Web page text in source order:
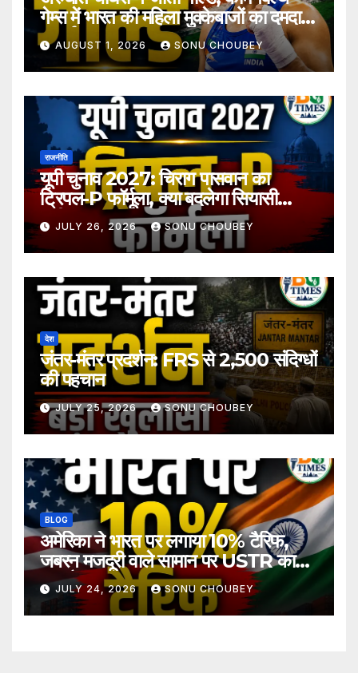
गेम्स में भारत की महिला मुक्केबाजों का दमदार
प्रदर्शन
AUGUST 1, 2026 SONU CHOUBEY
राजनीति
यूपी चुनाव 2027: चिराग पासवान का
ट्रिपल-P फॉर्मूला, क्या बदलेगा सियासी
समीकरण?
JULY 26, 2026 SONU CHOUBEY
देश
जंतर-मंतर प्रदर्शन: FRS से 2,500 संदिग्धों
की पहचान
JULY 25, 2026 SONU CHOUBEY
BLOG
अमेरिका ने भारत पर लगाया 10% टैरिफ,
जबरन मजदूरी वाले सामान पर USTR का
बड़ा फैसला
JULY 24, 2026 SONU CHOUBEY